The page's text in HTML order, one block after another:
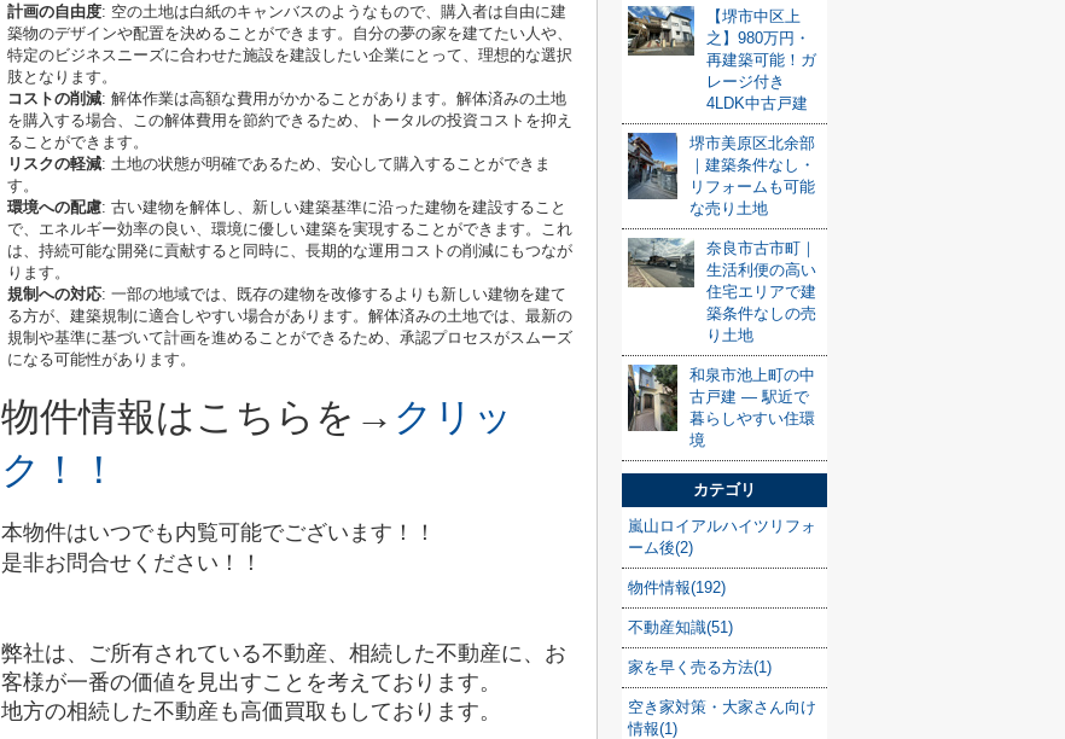
計画の自由度: 空の土地は白紙のキャンバスのようなもので、購入者は自由に建
築物のデザインや配置を決めることができます。自分の夢の家を建てたい人や、
特定のビジネスニーズに合わせた施設を建設したい企業にとって、理想的な選択
肢となります。
コストの削減: 解体作業は高額な費用がかかることがあります。解体済みの土地
を購入する場合、この解体費用を節約できるため、トータルの投資コストを抑え
ることができます。
リスクの軽減: 土地の状態が明確であるため、安心して購入することができま
す。
環境への配慮: 古い建物を解体し、新しい建築基準に沿った建物を建設すること
で、エネルギー効率の良い、環境に優しい建築を実現することができます。これ
は、持続可能な開発に貢献すると同時に、長期的な運用コストの削減にもつなが
ります。
規制への対応: 一部の地域では、既存の建物を改修するよりも新しい建物を建て
る方が、建築規制に適合しやすい場合があります。解体済みの土地では、最新の
規制や基準に基づいて計画を進めることができるため、承認プロセスがスムーズ
になる可能性があります。
物件情報はこちらを→ クリッ
ク！！
本物件はいつでも内覧可能でございます！！
是非お問合せください！！
弊社は、ご所有されている不動産、相続した不動産に、お
客様が一番の価値を見出すことを考えております。
地方の相続した不動産も高価買取もしております。
【堺市中区上
之】980万円・
再建築可能！ガ
レージ付き
4LDK中古戸建
堺市美原区北余部
｜建築条件なし・
リフォームも可能
な売り土地
奈良市古市町｜
生活利便の高い
住宅エリアで建
築条件なしの売
り土地
和泉市池上町の中
古戸建 — 駅近で
暮らしやすい住環
境
カテゴリ
嵐山ロイアルハイツリフォ
ーム後(2)
物件情報(192)
不動産知識(51)
家を早く売る方法(1)
空き家対策・大家さん向け
情報(1)